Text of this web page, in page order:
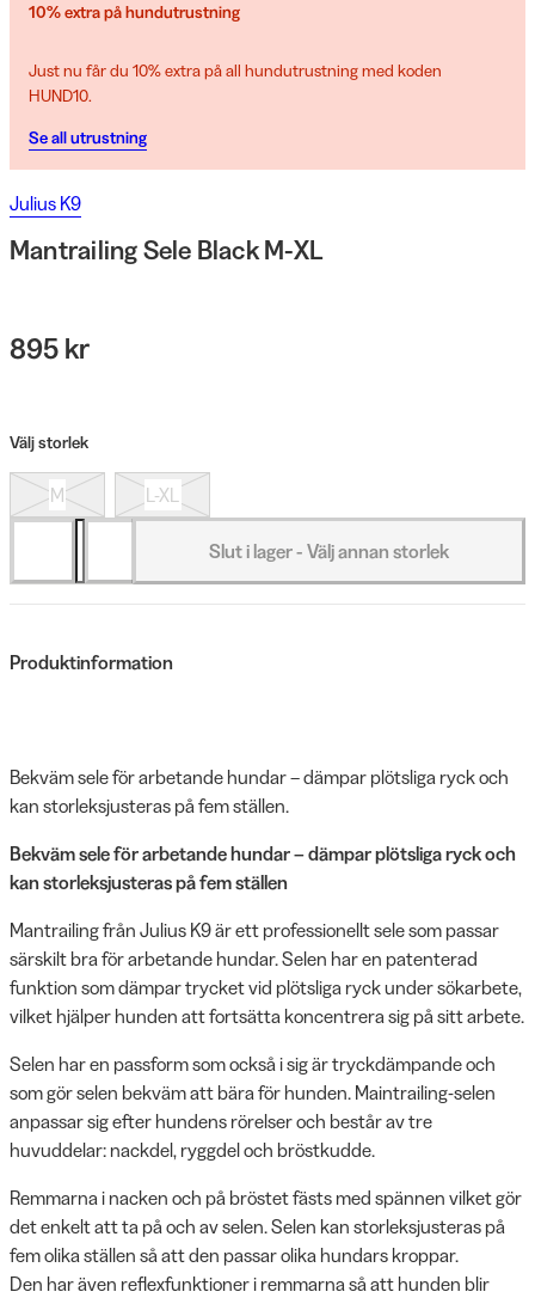
10% extra på hundutrustning
Just nu får du 10% extra på all hundutrustning med koden
HUND10.
Se all utrustning
Julius K9
Mantrailing Sele Black M-XL
895 kr
Välj storlek
M L-XL
Slut i lager - Välj annan storlek
Produktinformation
Bekväm sele för arbetande hundar – dämpar plötsliga ryck och
kan storleksjusteras på fem ställen.
Bekväm sele för arbetande hundar – dämpar plötsliga ryck och
kan storleksjusteras på fem ställen
Mantrailing från Julius K9 är ett professionellt sele som passar
särskilt bra för arbetande hundar. Selen har en patenterad
funktion som dämpar trycket vid plötsliga ryck under sökarbete,
vilket hjälper hunden att fortsätta koncentrera sig på sitt arbete.
Selen har en passform som också i sig är tryckdämpande och
som gör selen bekväm att bära för hunden. Maintrailing-selen
anpassar sig efter hundens rörelser och består av tre
huvuddelar: nackdel, ryggdel och bröstkudde.
Remmarna i nacken och på bröstet fästs med spännen vilket gör
det enkelt att ta på och av selen. Selen kan storleksjusteras på
fem olika ställen så att den passar olika hundars kroppar.
Den har även reflexfunktioner i remmarna så att hunden blir